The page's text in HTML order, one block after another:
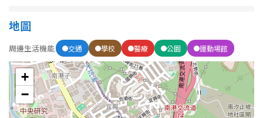
地圖
周邊生活機能 交通 學校 醫療 公園 運動場館
+
−